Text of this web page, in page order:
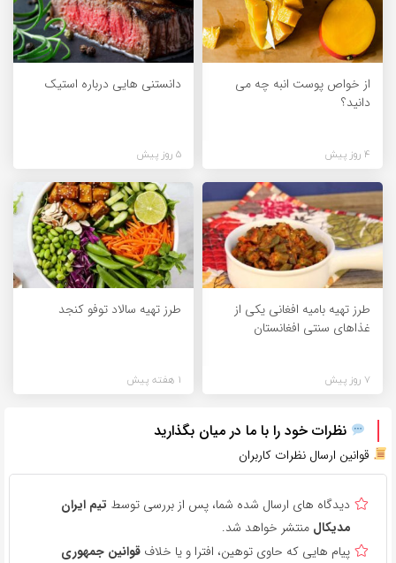
از خواص پوست انبه چه می
دانید؟
4 روز پیش
دانستنی هایی درباره استیک
5 روز پیش
طرز تهیه بامیه افغانی یکی از
غذاهای سنتی افغانستان
7 روز پیش
طرز تهیه سالاد توفو کنجد
1 هفته پیش
نظرات خود را با ما در میان بگذارید
قوانین ارسال نظرات کاربران
دیدگاه های ارسال شده شما، پس از بررسی توسط تیم ایران
مدیکال منتشر خواهد شد.
پیام هایی که حاوی توهین، افترا و یا خلاف قوانین جمهوری